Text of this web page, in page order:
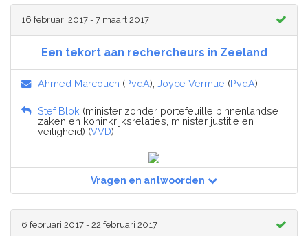
16 februari 2017 - 7 maart 2017
Een tekort aan rechercheurs in Zeeland
Ahmed Marcouch (PvdA), Joyce Vermue (PvdA)
Stef Blok (minister zonder portefeuille binnenlandse
zaken en koninkrijksrelaties, minister justitie en
veiligheid) (VVD)
Vragen en antwoorden
6 februari 2017 - 22 februari 2017